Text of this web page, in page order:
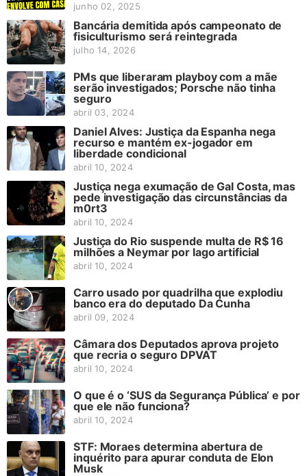
junho 02, 2025
Bancária demitida após campeonato de
fisiculturismo será reintegrada
julho 14, 2026
PMs que liberaram playboy com a mãe
serão investigados; Porsche não tinha
seguro
abril 03, 2024
Daniel Alves: Justiça da Espanha nega
recurso e mantém ex-jogador em
liberdade condicional
abril 10, 2024
Justiça nega exumação de Gal Costa, mas
pede investigação das circunstâncias da
m0rt3
abril 10, 2024
Justiça do Rio suspende multa de R$ 16
milhões a Neymar por lago artificial
abril 10, 2024
Carro usado por quadrilha que explodiu
banco era do deputado Da Cunha
abril 09, 2024
Câmara dos Deputados aprova projeto
que recria o seguro DPVAT
abril 10, 2024
O que é o ‘SUS da Segurança Pública’ e por
que ele não funciona?
abril 10, 2024
STF: Moraes determina abertura de
inquérito para apurar conduta de Elon
Musk